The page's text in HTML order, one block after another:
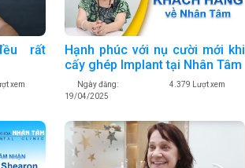
rất
xem
Hạnh phúc với nụ cười mới khi
cấy ghép Implant tại Nhân Tâm
Ngày đăng:
19/04/2025
4.379 Lượt xem